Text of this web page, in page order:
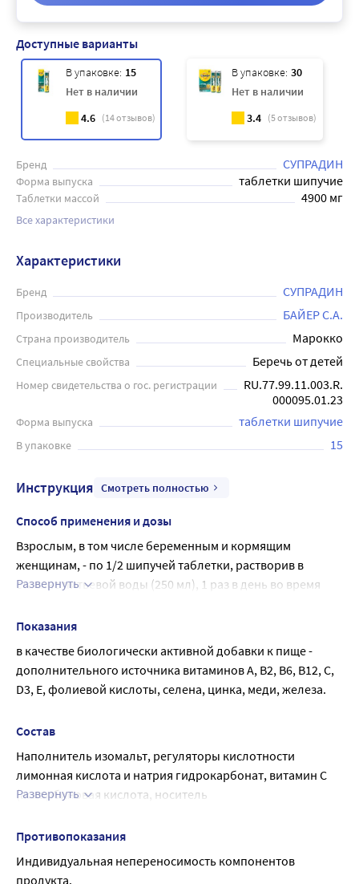
Доступные варианты
В упаковке: 15
Нет в наличии
4.6 (14отзывов)
В упаковке: 30
Нет в наличии
3.4 (5отзывов)
Бренд СУПРАДИН
Форма выпуска таблетки шипучие
Таблетки массой 4900 мг
Все характеристики
Характеристики
Бренд СУПРАДИН
Производитель БАЙЕР С.А.
Страна производитель Марокко
Специальные свойства Беречь от детей
Номер свидетельства о гос. регистрации
RU.77.99.11.003.R.
000095.01.23
Форма выпуска таблетки шипучие
В упаковке 15
Инструкция Смотреть полностью
Способ применения и дозы
Взрослым, в том числе беременным и кормящим
женщинам, - по 1/2 шипучей таблетки, растворив в
стакане питьевой воды (250 мл), 1 раз в день во время
Продолжительность приема - 1 месяц.
Не превышать рекомендуемую суточную дозу.
Развернуть
Показания
в качестве биологически активной добавки к пище -
дополнительного источника витаминов А, В2, В6, В12, С,
D3, Е, фолиевой кислоты, селена, цинка, меди, железа.
Состав
Наполнитель изомальт, регуляторы кислотности
лимонная кислота и натрия гидрокарбонат, витамин С
(аскорбиновая кислота, носитель
ароматизатор (сахар, мальтодекстрин, наполнитель
вкусоароматические вещества), регулятор кислотности
Развернуть
Противопоказания
Индивидуальная непереносимость компонентов
продукта.